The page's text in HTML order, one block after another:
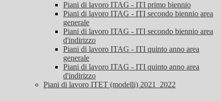
Piani di lavoro ITAG - ITI primo biennio
Piani di lavoro ITAG - ITI secondo biennio area
generale
Piani di lavoro ITAG - ITI secondo biennio area
d'indirizzo
Piani di lavoro ITAG - ITI quinto anno area
generale
Piani di lavoro ITAG - ITI quinto anno area
d'indirizzo
Piani di lavoro ITET (modelli) 2021_2022